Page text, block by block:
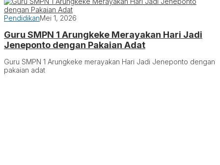
PendidikanMei 1, 2026
Guru SMPN 1 Arungkeke Merayakan Hari Jadi
Jeneponto dengan Pakaian Adat
Guru SMPN 1 Arungkeke merayakan Hari Jadi Jeneponto dengan
pakaian adat